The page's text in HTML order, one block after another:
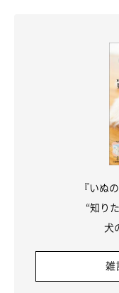
『いぬ
“知り
犬
雑